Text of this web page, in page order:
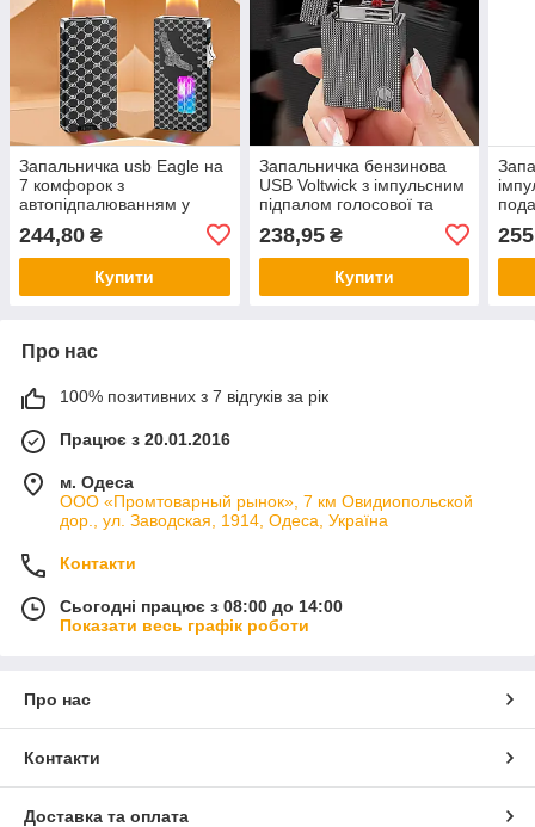
Запальничка usb Eagle на
7 комфорок з
автопідпалюванням у
подарунковому пакованні
LG-805B
244,80 ₴
Купити
Запальничка бензинова
USB Voltwick з імпульсним
підпалом голосової та
LG-811B
238,95₴
Купити
Про нас
100% позитивних з 7 відгуків за рік
Працює з 20.01.2016
м. Одеса
ООО «Промтоварный рынок», 7 км Овидиопольской
дор., ул. Заводская, 1914, Одеса, Україна
Контакти
Сьогодні працює з 08:00 до 14:00
Показати весь графік роботи
Про нас
Контакти
Доставка та оплата